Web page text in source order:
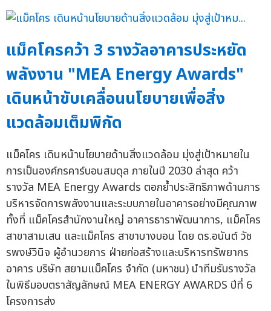
แม็คโครคว้า 3 รางวัลอาคารประหยัด
พลังงาน "MEA Energy Awards"
เดินหน้าขับเคลื่อนนโยบายเพื่อสิ่ง
แวดล้อมเต็มพิกัด
แม็คโคร เดินหน้านโยบายด้านสิ่งแวดล้อม มุ่งสู่เป้าหมายใน
การเป็นองค์กรคาร์บอนสมดุล ภายในปี 2030 ล่าสุด คว้า
รางวัล MEA Energy Awards ตอกย้ำประสิทธิภาพด้านการ
บริหารจัดการพลังงานและระบบภายในอาคารอย่างมีคุณภาพ
ทั้งที่ แม็คโครสำนักงานใหญ่ อาคารธาราพัฒนาการ, แม็คโคร
สาขาสามเสน และแม็คโคร สาขาบางบอน โดย ดร.อนันต์ วัช
รพงษ์วินิจ ผู้อำนวยการ ฝ่ายก่อสร้างและบริหารทรัพยากร
อาคาร บริษัท สยามแม็คโคร จำกัด (มหาชน) นำทีมรับรางวัล
ในพิธีมอบตราสัญลักษณ์ MEA ENERGY AWARDS ปีที่ 6
โครงการส่ง